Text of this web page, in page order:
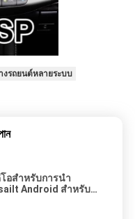
งรถยนต์หลายระบบ
อสําหรับการนํา
Android สําหรับ